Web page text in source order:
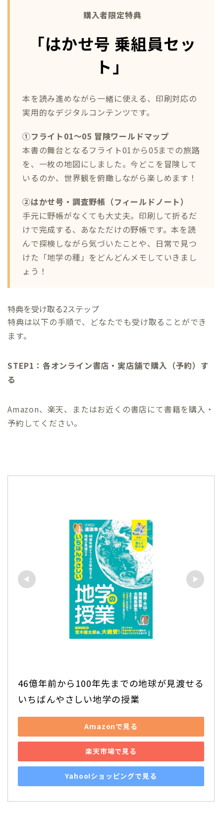
購入者限定特典
「はかせ号 乗組員セッ
ト」
本を読み進めながら一緒に使える、印刷対応の
実用的なデジタルコンテンツです。
①フライト01〜05 冒険ワールドマップ
本書の舞台となるフライト01から05までの旅路
を、一枚の地図にしました。今どこを冒険して
いるのか、世界観を俯瞰しながら楽しめます！
②はかせ号・調査野帳（フィールドノート）
手元に野帳がなくても大丈夫。印刷して折るだ
けで完成する、あなただけの野帳です。本を読
んで探検しながら気づいたことや、日常で見つ
けた「地学の種」をどんどんメモしていきまし
ょう！
特典を受け取る2ステップ
特典は以下の手順で、どなたでも受け取ることができ
ます。
STEP1：各オンライン書店・実店舗で購入（予約）す
る
Amazon、楽天、またはお近くの書店にて書籍を購入・
予約してください。
46億年前から100年先までの地球が見渡せる
いちばんやさしい地学の授業
Amazonで見る
楽天市場で見る
Yahoo!ショッピングで見る